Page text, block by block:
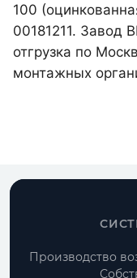
100
00181211. Завод
отгрузка по
монтажных
Производство